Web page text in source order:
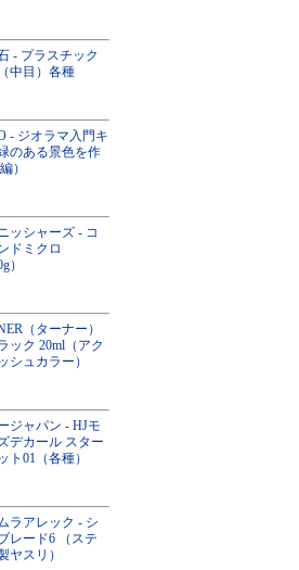
- プラスチック
中目）各種
- ジオラマ入門キ
のある景色を作
）
ッシャーズ - コ
ドミクロ
）
（ターナー）
ック 20ml（アク
シュカラー）
ジャパン - HJモ
デカール スター
ト01（各種）
ラアレック - シ
レード6 （ステ
ヤスリ）